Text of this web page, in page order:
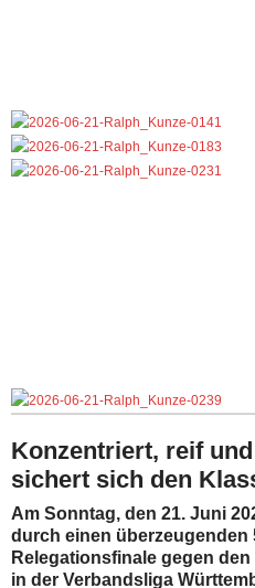
Konzentriert, reif
sichert sich den
Am Sonntag, den 21. Juni
durch einen überzeugenden
Relegationsfinale gegen
in der Verbandsliga